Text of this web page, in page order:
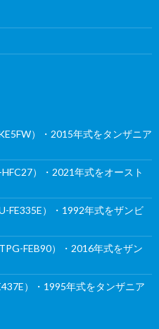
）・2015年式をタンザニア
）・2021年式をオースト
FE335E）・1992年式をザンビ
FEB90）・2016年式をザン
）・1995年式をタンザニア